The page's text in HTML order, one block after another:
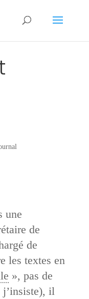
une
de
de
les textes en
», pas de
j’insiste), il